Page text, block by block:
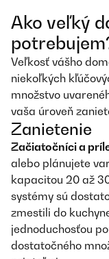
Ako veľký
Veľkosť vášho
niekoľkých
množstvo
vaša úroveň
Zanietenie
Začiatočníci a
alebo plánujete
kapacitou 20 až
systémy sú
zmestili do
jednoduchosťou
dostatočného